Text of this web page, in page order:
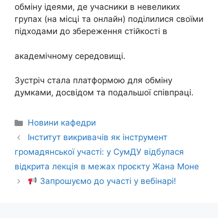
обміну ідеями, де учасники в невеликих
групах (на місці та онлайн) поділилися своїми
підходами до збереження стійкості в
академічному середовищі.
Зустріч стала платформою для обміну
думками, досвідом та подальшої співпраці.
Новини кафедри
Інститут викривачів як інструмент
громадянської участі: у СумДУ відбулася
відкрита лекція в межах проєкту Жана Моне
Запрошуємо до участі у вебінарі!